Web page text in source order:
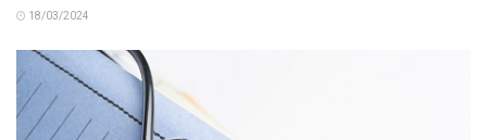
18/03/2024